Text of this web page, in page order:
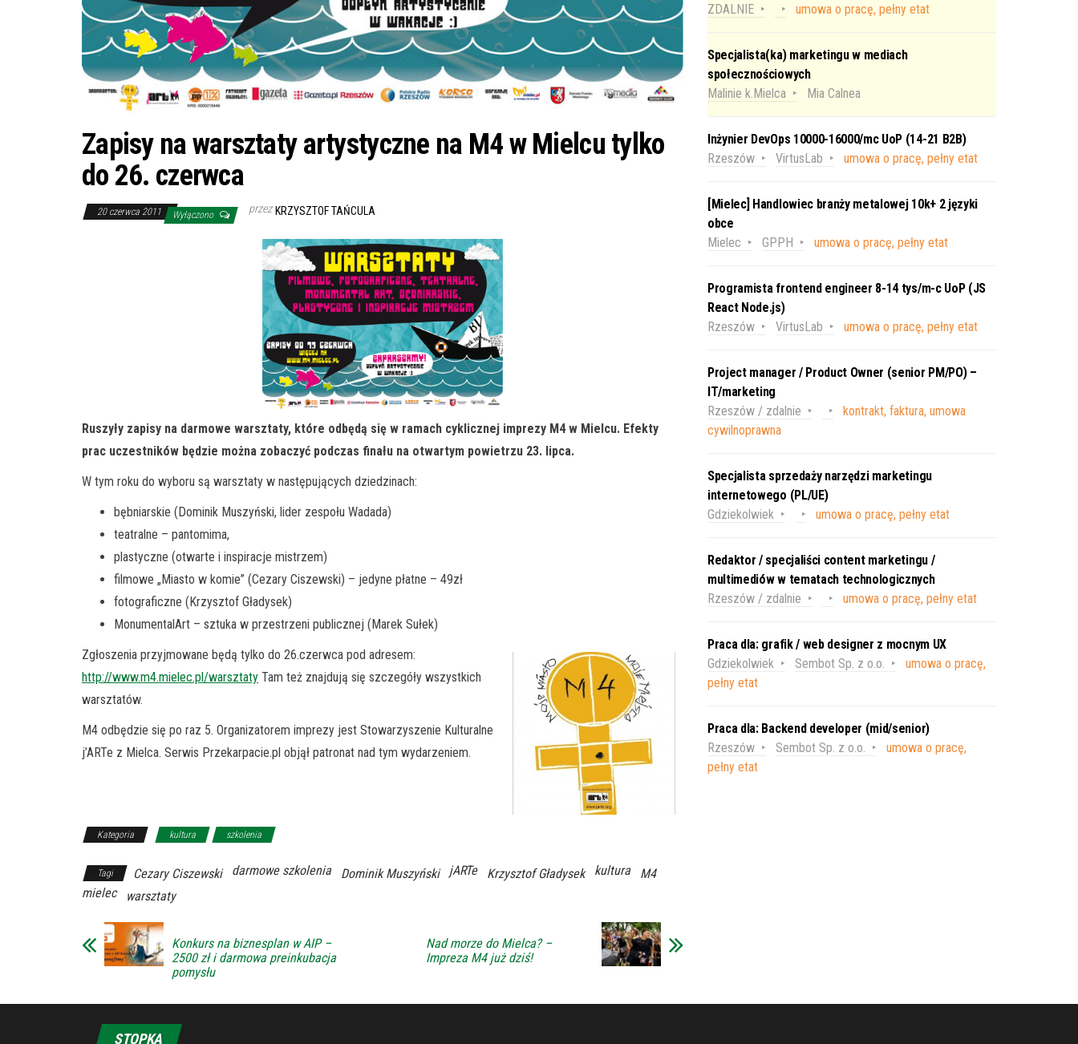
Zapisy na warsztaty artystyczne na M4 w Mielcu tylko
do 26. czerwca
20 czerwca 2011 Wyłączono przez KRZYSZTOF TAŃCULA
Ruszyły zapisy na darmowe warsztaty, które odbędą się w ramach cyklicznej imprezy M4 w Mielcu. Efekty
prac uczestników będzie można zobaczyć podczas finału na otwartym powietrzu 23. lipca.
W tym roku do wyboru są warsztaty w następujących dziedzinach:
bębniarskie (Dominik Muszyński, lider zespołu Wadada)
teatralne – pantomima,
plastyczne (otwarte i inspiracje mistrzem)
filmowe „Miasto w komie” (Cezary Ciszewski) – jedyne płatne – 49zł
fotograficzne (Krzysztof Gładysek)
MonumentalArt – sztuka w przestrzeni publicznej (Marek Sułek)
Zgłoszenia przyjmowane będą tylko do 26.czerwca pod adresem:
http://www.m4.mielec.pl/warsztaty Tam też znajdują się szczegóły wszystkich
warsztatów.
M4 odbędzie się po raz 5. Organizatorem imprezy jest Stowarzyszenie Kulturalne
j’ARTe z Mielca. Serwis Przekarpacie.pl objął patronat nad tym wydarzeniem.
Kategoria kultura szkolenia
Tagi Cezary Ciszewski darmowe szkolenia Dominik Muszyński jARTe Krzysztof Gładysek kultura
M4
mielec
warsztaty
Konkurs na biznesplan w AIP –
2500 zł i darmowa preinkubacja
pomysłu
Nad morze do Mielca? –
Impreza M4 już dziś!
ZDALNIE
umowa o pracę, pełny etat
Specjalista(ka) marketingu w mediach
społecznościowych
Malinie k.Mielca
Mia Calnea
Inżynier DevOps 10000-16000/mc UoP (14-21 B2B)
Rzeszów
VirtusLab umowa o pracę, pełny etat
[Mielec] Handlowiec branży metalowej 10k+ 2 języki
obce
Mielec
GPPH umowa o pracę, pełny etat
Programista frontend engineer 8-14 tys/m-c UoP (JS
React Node.js)
Rzeszów
VirtusLab umowa o pracę, pełny etat
Project manager / Product Owner (senior PM/PO) –
IT/marketing
Rzeszów / zdalnie
kontrakt, faktura, umowa
cywilnoprawna
Specjalista sprzedaży narzędzi marketingu
internetowego (PL/UE)
Gdziekolwiek
umowa o pracę, pełny etat
Redaktor / specjaliści content marketingu /
multimediów w tematach technologicznych
Rzeszów / zdalnie
umowa o pracę, pełny etat
Praca dla: grafik / web designer z mocnym UX
Gdziekolwiek
Sembot Sp. z o.o.
umowa o pracę,
pełny etat
Praca dla: Backend developer (mid/senior)
Rzeszów
Sembot Sp. z o.o.
umowa o pracę,
pełny etat
STOPKA